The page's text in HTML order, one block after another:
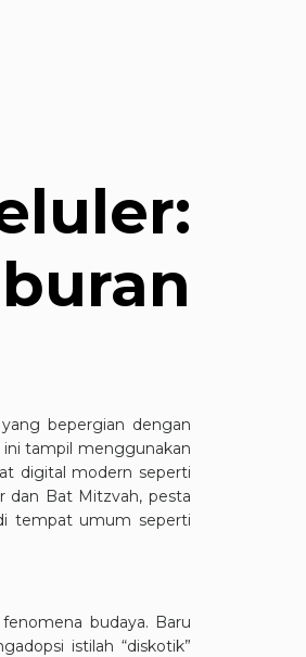
bepergian dengan
ini tampil menggunakan
digital modern seperti
dan Bat Mitzvah, pesta
tempat umum seperti
budaya. Baru
istilah “diskotik”